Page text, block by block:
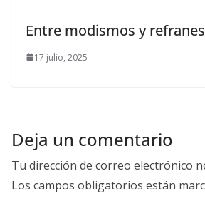
Entre modismos y refranes
17 julio, 2025
Deja un comentario
Tu dirección de correo electrónico
Los campos obligatorios están